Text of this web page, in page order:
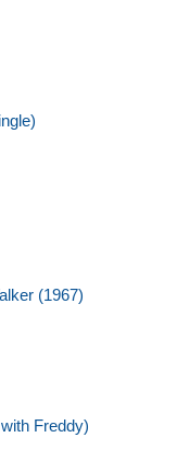
(1967)
Freddy)